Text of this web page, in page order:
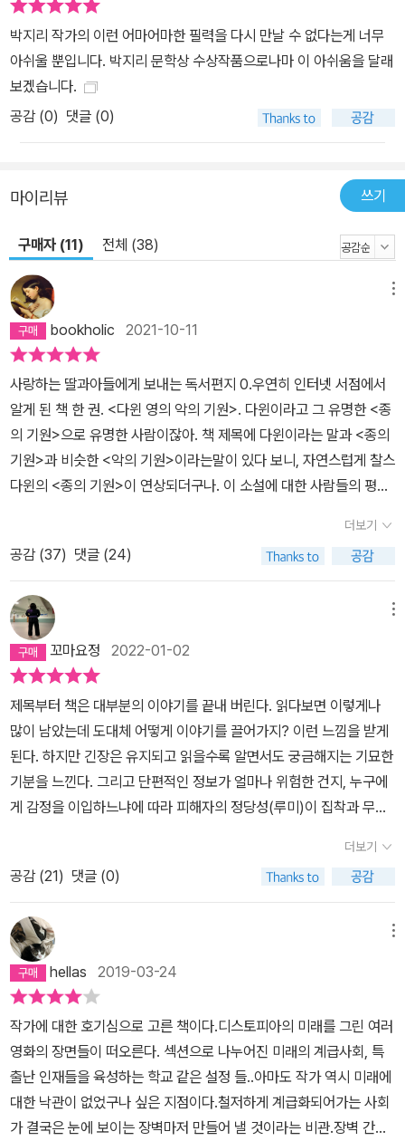
기를 할머니한테서 듣는다. 버즈는 레오의 아빠이자 니스와 제이의
어린 시절 친구다. 유명한 다큐멘터리 작가이자 버즈 미디어 대표로
마약에 빠진 8지구 아이들 이야기를 다룬 다큐를 제작하는 등 사회
문제에 관심이 많다. 루미는 삼촌을 죽인 범인이 1지구의 고위 관료이
고, 그것을 증명할 수 있는 유일한 단서가 버즈 아저씨의 카세트라 확
신한다. 루미는 버즈 아저씨를 만나 카세트 이야기를 나누다 사라진
소년의 사진으로, 제이가 어른이 된 그 사람을 1지구에서 봤다며 찾아
를 대며 카세트를 못 찾겠다 했지만 사실은 젊은 시절 의절한 아버지
한 번도 가본 적 없는 할아버지 집의 아빠가 어렸을 때 쓰던 방에서 찾
아낸다. 그런데 루미는 레오가 카세트를 찾았는지, 그 안에 테이프가
들어 있는지, 그 테이프에 범인의 목소리가 녹음되어 있는지 확인할
때문이다. 9지구 후디에게 살해당한 것으로 추정되는 레오의 장례식
에서 루미는 오열을 하고, 더는 자신의 빛을 죽은 삼촌의 존재를 찾는
데 쓰지 않으리라 결심한다. 안정적 사회의 모순 루미가 한창 범인을
쫓고 있는 중에도 실은 독자들은 이미 범인이 누구인지 알고 있다. 범
인의 존재는 이미 초반부터 드러나 있다. 프라임 스쿨의 모범생이자,
아버지를 전적으로 신뢰하는 온화하고 겸손한 소년 다윈 영은 태어나
서부터 해마다 제이 아저씨의 추도식에 참석하면서 자연스레 루미에
이 해결하는 것으로 대신하고, 한편으로는 동급생 레오와 우정을 나
눈다. 레오는 법학 수업시간마다 날카로운 질문으로 교수와 대립각을
세우는 프라임스쿨의 아웃사이더이다. “그 이상적인 울타리의 기준
은 늘 1지구가 정해야 하는 겁니까?” (…) “질문이 있는 것 같은데, 레
오 마샬?” (…) “교수님은 지금껏 상위 지구를 벗어나 본 적이 한 번
이라도 있으십니까?” 교수의 얼굴에 언짢은 주름이 짧게 접혔다가 펴
졌다. “내가 상위 지구를 벗어난 적이 있는지 없는지와 그 질문이 무
슨 상관이 있다는 거지?” “한 번이라도 하위 지구의 삶을 들여다보신
적이 있다면 이상적인 울타리가 자유와 안전을 보장해 준다는 말씀을
도의 범위와 높이로 울타리를 칠지는 1지구의 식견에 따라 달라지는
것 아닙니까? 그것도 다른 지구의 삶은 전혀 알지 못하고 알려고도
하지 않는, 이 외딴 프라임스쿨에 앉은 눈먼 사람들의 눈을 통해서요.
그렇다면 거기에 ‘이상적인’이라는 문구를 붙여서는 안 될 것 같은데
요.” (…) “진짜 재앙은 그 설계에서 배제된 사람들이 12월에 다시 울
타리를 부수는 일이겠죠.”(164~165쪽) 작가는 프라임스쿨에서 주
요하게 다뤄지는 법학 수업을 통해 법의 형평성과 사회 구조의 모순
을 보여준다. 또 제이의 죽음과 레오의 죽음에도 도저히 어쩔 수 없는
살인의 문제와 법의 효용이 맞물려 있다. “그런데 루미 네 추측이 전
부 맞는다면, 그건 그것대로 참 비극이라는 생각이 드는구나.” “무슨
말씀이세요?” “우리가 어렸을 땐 지금과 사회 분위기가 많이 달랐단
박지리 작가의 이런 어마어마한 필력을 다시 만날 수 없다는게 너무
아쉬울 뿐입니다. 박지리 문학상 수상작품으로나마 이 아쉬움을 달래
보겠습니다.
공감 (0) 댓글 (0)
마이리뷰 쓰기
구매자 (11) 전체 (38)
bookholic 2021-10-11
사랑하는 딸과아들에게 보내는 독서편지 0.우연히 인터넷 서점에서
알게 된 책 한 권. <다윈 영의 악의 기원>. 다윈이라고 그 유명한 <종
의 기원>으로 유명한 사람이잖아. 책 제목에 다윈이라는 말과 <종의
기원>과 비슷한 <악의 기원>이라는말이 있다 보니, 자연스럽게 찰스
다윈의 <종의 기원>이 연상되더구나. 이 소설에 대한 사람들의 평도
이더구나. 이렇게두꺼운 책인지 몰랐어. 이렇게 두꺼운 책을 써내는
필력을 가진 사람이 누구지? 이러면서 책날개에 써 있는 지은이 소개
를 봤는데, 박지리라는 분이야. 책을 구입할 때 지은이를 슬쩍 보긴 했
는데, 아빠가 처음 보는 한국작가이네, 이렇게만 봤지 자세하게는 보
지 않았거든. 박지리님은 문학을 전공하지 않은 사람이라고 하더구
나. 그런데 800페이지가넘는 장편 소설을 쓰다니… 문학의 피를 가
지고 태어난 사람인가 싶었단다.소설은 어떤 시대인지 확인이 안되는
디스토피아가 된 세상에서일어나는 일을 그렸단다. 소설의 짜임새가
좋고, 긴장을 늦추지않게 하는 힘이 있었어. 디스토피아 소설의 대가
마거릿 애트우드에 견주어도 지지 않는다고 아빠는 생각했단다. 그래
서 박지리라는 분을 아빠의 관심 리스트 작가에 올려 놓았어. 그분의
다른 책들도 읽어봐야겠다고 생각했어... 그런데 얼마 전에 알라딘 인
터넷 서점에 제1회 박지리 문학상 수상작품이라며 어떤 책을 소개했
단다. 박지리 문학상? 보통 이름을 딴 문학상은 돌아가신 분의 이름
그런데 박지리 문학상? 설마? 아빠가알기로는 젊은 작가였던 것 같
은데… 그래서 인터넷을 찾아왔더니…. ㅠㅠ박지리 님은 2016년에 3
2살의 젊은 나이에 요절하셨다고하는구나. 그제서야 박지리 님에 대
한 인터넷 글들을 자세히 찾아보았어.2010년 사계절 문학상 대상을
받으면서 등단을 하고 이후 1년에 거의 한 작품씩 내면서활발히 활동
하셨는데…. 왜 그리 일찍 가셨는지… <다윈영의 악의 기원>이 박지
리 님의 마지막 책이었고, 이책을 출간하고 며칠 뒤에 돌아가셨다는
사실도 알게 되었단다. 너무 슬프구나. 천재 작가의 짧은 삶. 사계절
출판사에서는 박지리 님을 기리는 차원에서박지리 문학상을 만들었
더보기
공감 (37) 댓글 (24)
꼬마요정 2022-01-02
제목부터 책은 대부분의 이야기를 끝내 버린다. 읽다보면 이렇게나
많이 남았는데 도대체 어떻게 이야기를 끌어가지? 이런 느낌을 받게
된다. 하지만 긴장은 유지되고 읽을수록 알면서도 궁금해지는 기묘한
기분을 느낀다. 그리고 단편적인 정보가 얼마나 위험한 건지, 누구에
게 감정을 이입하느냐에 따라 피해자의 정당성(루미)이 집착과 무례
으랴. 결국 ‘선택’은 자기 몫일테고 그로 인해 일어나는 일들은 감당해
야겠지. 마지막은 제발 아니길 바랐으나 생각했던 대로였다. 조이 아
저씨가 좀 더 자신의 이야기를 했더라면 달라졌을까. 무릎 꿇은 인간
이 아닌 두 발로 선 인간은 오만하고 신을 등졌다, 신이 있다면. 과연
‘사랑’으로 인한 갈등일까, 가진 것을 놓지 못해 일어나는 갈등일까.
인간이란 어떤 존재인지 생각해본다. 유령의 삶이 아닌 자신의 삶을
살 수 없게 된 ‘그’ 역시 어떻게 살아갈 지 무척 궁금해진다. 어린 시절
친구를 잃는 건 삶 전체를 잃어버리는 것이 아닐까.어린 시절 친구를
잃는 건 자신의 어린 시절 전체를 잃어버리는 것과도 같거든.'- P233
더보기
공감 (21) 댓글 (0)
hellas 2019-03-24
작가에 대한 호기심으로 고른 책이다.디스토피아의 미래를 그린 여러
영화의 장면들이 떠오른다. 섹션으로 나누어진 미래의 계급사회, 특
출난 인재들을 육성하는 학교 같은 설정 들..아마도 작가 역시 미래에
대한 낙관이 없었구나 싶은 지점이다.철저하게 계급화되어가는 사회
가 결국은 눈에 보이는 장벽마저 만들어 낼 것이라는 비관.장벽 간의